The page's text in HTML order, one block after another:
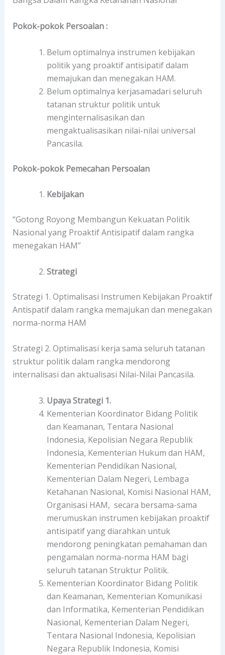
Pokok-pokok Persoalan :
Belum optimalnya instrumen kebijakan
politik yang proaktif antisipatif dalam
memajukan dan menegakan HAM.
Belum optimalnya kerjasamadari seluruh
tatanan struktur politik untuk
menginternalisasikan dan
mengaktualisasikan nilai-nilai universal
Pancasila.
Pokok-pokok Pemecahan Persoalan
Kebijakan
“Gotong Royong Membangun Kekuatan Politik
Nasional yang Proaktif Antisipatif dalam rangka
menegakan HAM”
Strategi
Strategi 1. Optimalisasi Instrumen Kebijakan Proaktif
Antispatif dalam rangka memajukan dan menegakan
norma-norma HAM
Strategi 2. Optimalisasi kerja sama seluruh tatanan
struktur politik dalam rangka mendorong
internalisasi dan aktualisasi Nilai-Nilai Pancasila.
Upaya Strategi 1.
Kementerian Koordinator Bidang Politik
dan Keamanan, Tentara Nasional
Indonesia, Kepolisian Negara Republik
Indonesia, Kementerian Hukum dan HAM,
Kementerian Pendidikan Nasional,
Kementerian Dalam Negeri, Lembaga
Ketahanan Nasional, Komisi Nasional HAM,
Organisasi HAM, secara bersama-sama
merumuskan instrumen kebijakan proaktif
antisipatif yang diarahkan untuk
mendorong peningkatan pemahaman dan
pengamalan norma-norma HAM bagi
seluruh tatanan Struktur Politik.
Kementerian Koordinator Bidang Politik
dan Keamanan, Kementerian Komunikasi
dan Informatika, Kementerian Pendidikan
Nasional, Kementerian Dalam Negeri,
Tentara Nasional Indonesia, Kepolisian
Negara Republik Indonesia, Komisi